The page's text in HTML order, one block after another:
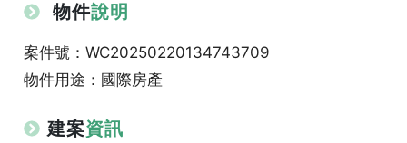
物件說明
案件號：WC20250220134743709
物件用途：國際房產
建案資訊